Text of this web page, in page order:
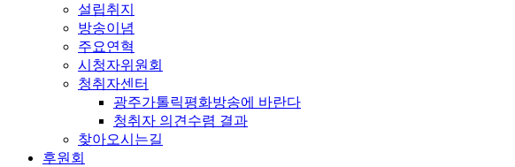
설립취지
방송이념
주요연혁
시청자위원회
청취자센터
광주가톨릭평화방송에 바란다
청취자 의견수렴 결과
찾아오시는길
후원회